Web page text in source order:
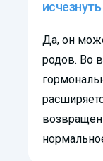
Да, он
родов. Во